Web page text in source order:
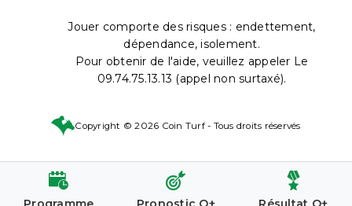
Jouer comporte des risques : endettement,
dépendance, isolement.
Pour obtenir de l'aide, veuillez appeler Le
09.74.75.13.13 (appel non surtaxé).
Copyright © 2026 Coin Turf - Tous droits réservés